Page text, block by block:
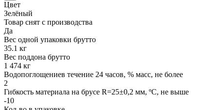
Цвет
Зелёный
Товар снят с производства
Да
Вес одной упаковки брутто
35.1 кг
Вес поддона брутто
1 474 кг
Водопоглощениев течение 24 часов, % масс, не более
2
Гибкость материала на брусе R=25±0,2 мм, ºС, не выше
-10